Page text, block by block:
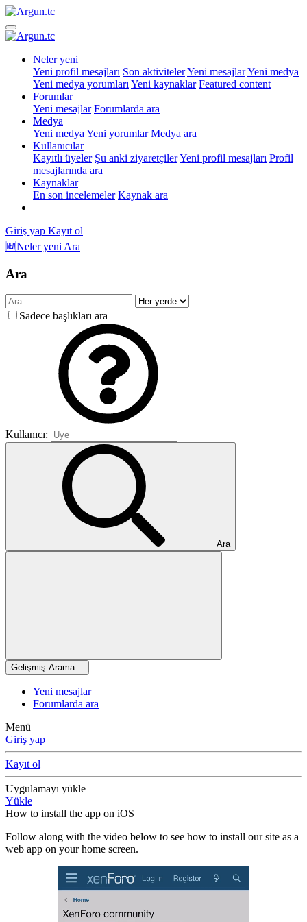
Neler yeni
Yeni profil mesajları Son aktivitelerYeni mesajlarYeni medya
Yeni medya yorumları Yeni kaynaklar Featured content
Forumlar
Yeni mesajlar Forumlarda ara
Medya
Yeni medya Yeni yorumlar Medya ara
Kullanıcılar
Kayıtlı üyeler Şu anki ziyaretçilerYeni profil mesajları Profil
mesajlarında ara
Kaynaklar
En son incelemeler Kaynak ara
Giriş yap Kayıt ol
🆕Neler yeni Ara
Ara
Sadece başlıkları ara
Kullanıcı:
Ara
Gelişmiş Arama…
Yeni mesajlar
Forumlarda ara
Menü
Giriş yap
Kayıt ol
Uygulamayı yükle
Yükle
How to install the app on iOS
Follow along with the video below to see how to install our site as a
web app on your home screen.